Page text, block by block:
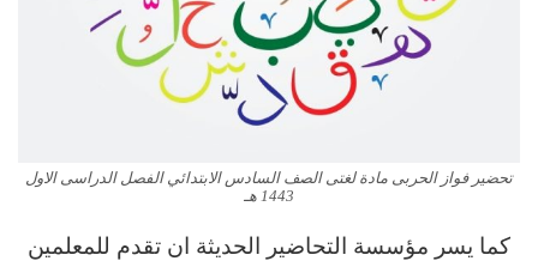
تحضير فواز الحربى مادة لغتى الصف السادس الابتدائي الفصل الدراسى الاول
1443 هـ
كما يسر مؤسسة التحاضير الحديثة ان تقدم للمعلمين